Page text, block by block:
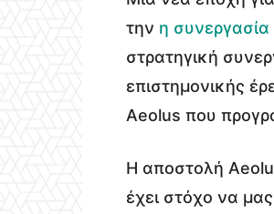
την η συνεργασία
στρατηγική
επιστημονικής
Aeolus που
Η αποστολή
έχει στόχο να